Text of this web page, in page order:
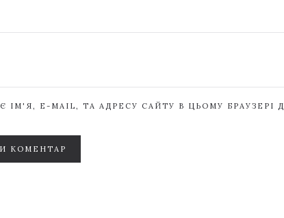
ІМ'Я, E-MAIL, ТА АДРЕСУ САЙТУ В ЦЬОМУ БРАУЗЕРІ
КОМЕНТАР